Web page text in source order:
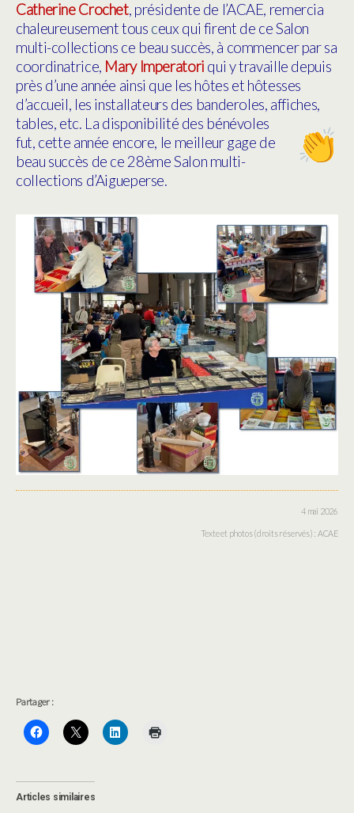
Catherine Crochet, présidente de l’ACAE, remercia
chaleureusementtous ceux qui firent de ce Salon
multi-collections ce beau succès, à commencer par sa
coordinatrice, Mary Imperatori qui y travaille depuis
près d’une année ainsi que les hôtes et hôtesses
d’accueil, les installateurs des banderoles, affiches,
tables, etc. La disponibilité des bénévoles
fut, cette année encore, le meilleur gage de
beau succès de ce 28ème Salon multi-
collections d’Aigueperse.
4 mai 2026
Texte et photos (droits réservés) : ACAE
Partager :
Articles similaires